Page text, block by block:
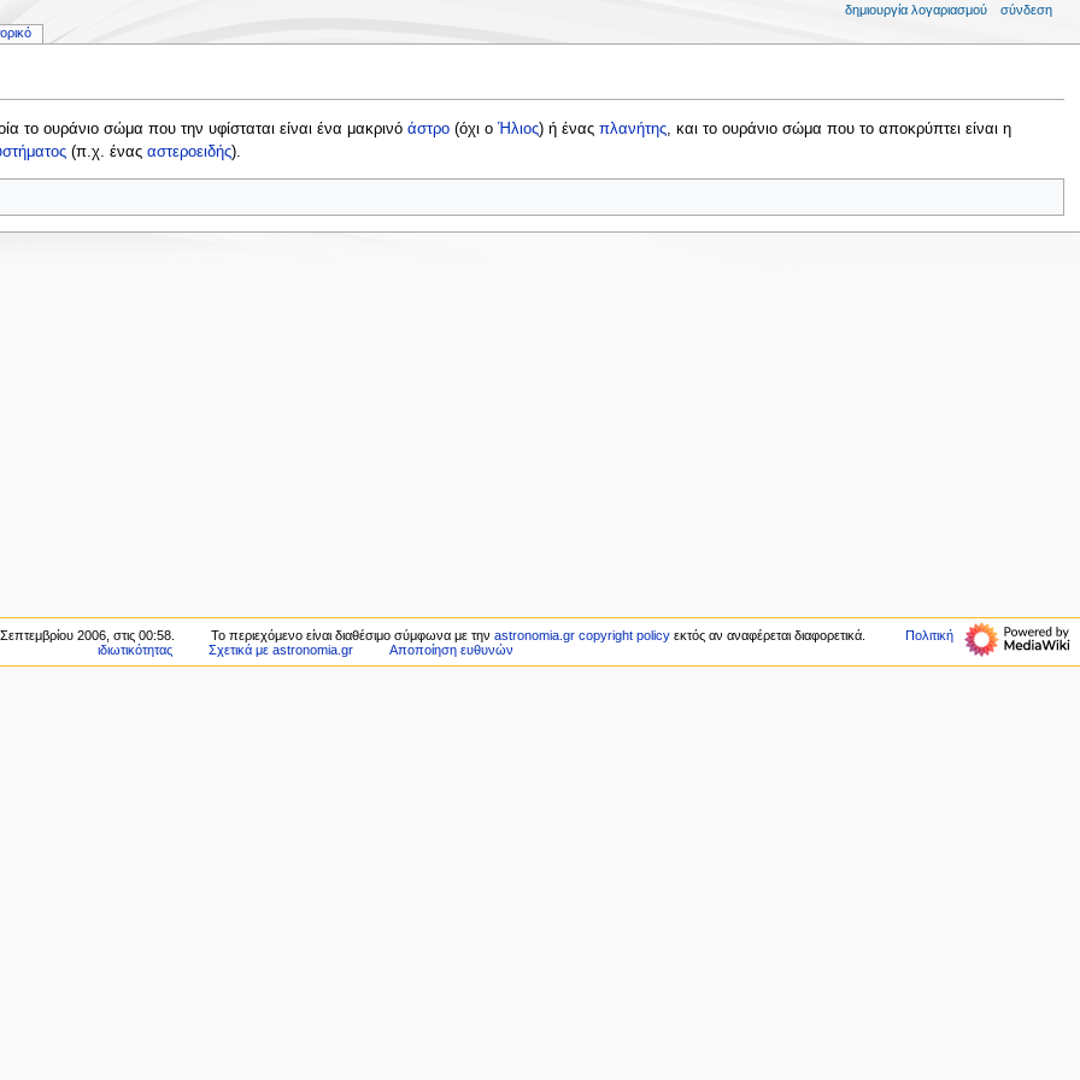
το ουράνιο σώμα που την υφίσταται είναι ένα μακρινό άστρο(όχι ο Ήλιος) ή ένας πλανήτης, και το ουράνιο σώμα που το αποκρύπτει είναι η
(π.χ. ένας αστεροειδής).
δημιουργία λογαριασμού σύνδεση
2006, στις 00:58. Το περιεχόμενο είναι διαθέσιμο σύμφωνα με την astronomia.gr copyright policyεκτός αν αναφέρεται διαφορετικά.
Πολιτική
ιδιωτικότητας
Σχετικά με astronomia.gr Αποποίηση ευθυνών